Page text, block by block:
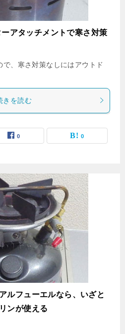
アタッチメントで寒さ対策
、寒さ対策なしにはアウトド
きを読む
0 0
ルフューエルなら、いざと
ンが使える